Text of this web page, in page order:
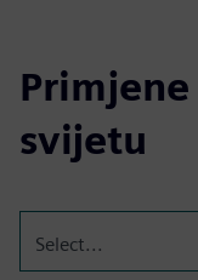
svijetu
Select...